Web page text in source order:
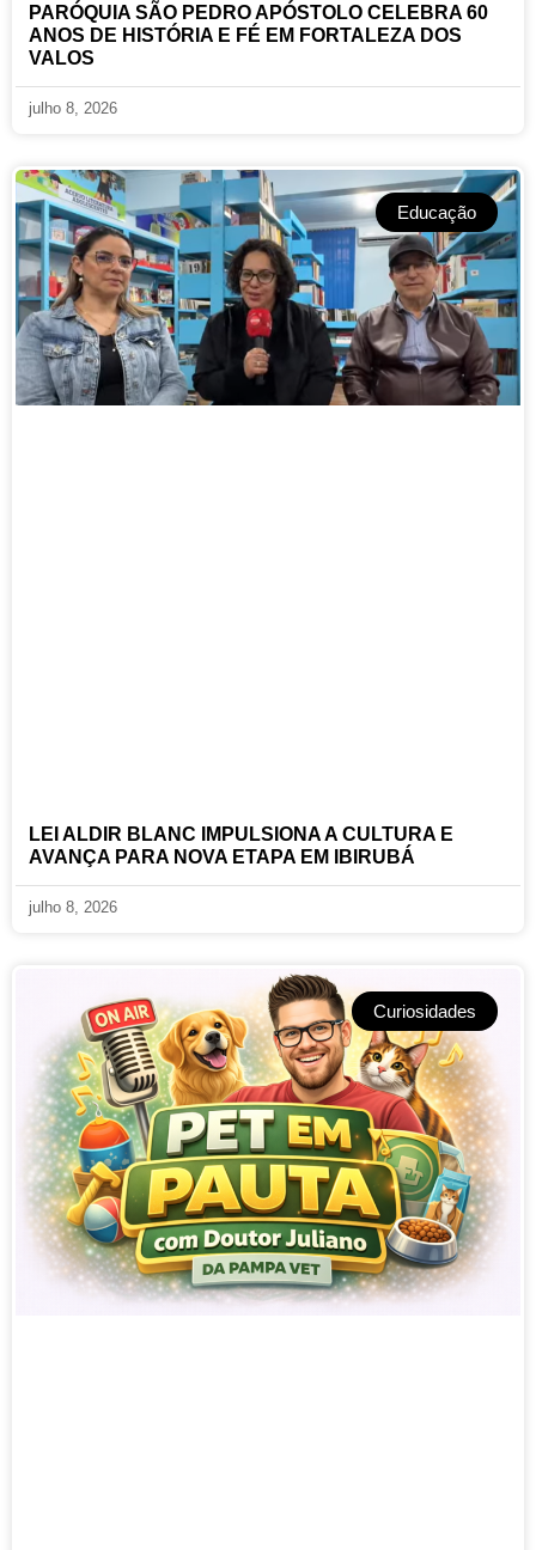
PARÓQUIA SÃO PEDRO APÓSTOLO CELEBRA 60
ANOS DE HISTÓRIA E FÉ EM FORTALEZA DOS
VALOS
julho 8, 2026
Educação
LEI ALDIR BLANC IMPULSIONA A CULTURA E
AVANÇA PARA NOVA ETAPA EM IBIRUBÁ
julho 8, 2026
Curiosidades